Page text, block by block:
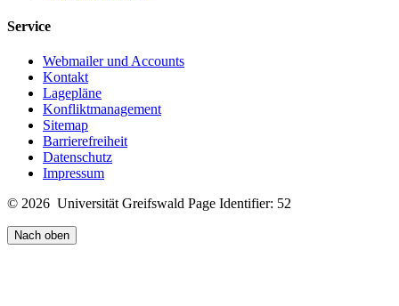
Service
Webmailer und Accounts
Kontakt
Lagepläne
Konfliktmanagement
Sitemap
Barrierefreiheit
Datenschutz
Impressum
© 2026 Universität Greifswald Page Identifier: 52
Nach oben